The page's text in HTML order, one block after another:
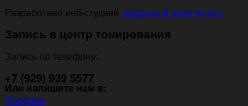
Разработано веб-студией Цифровой архитектор
Запись в центр тонирования
Запись по телефону:
+7 (929) 939 5577
Или напишите нам в:
Telegram